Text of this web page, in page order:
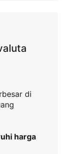
di
harga